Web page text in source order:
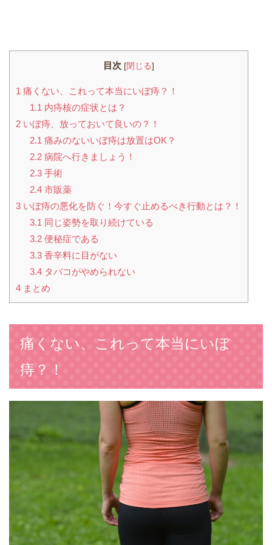
目次 [閉じる]
1 痛くない、これって本当にいぼ痔？！
1.1 内痔核の症状とは？
2 いぼ痔、放っておいて良いの？！
2.1 痛みのないいぼ痔は放置はOK？
2.2病院へ行きましょう！
2.3手術
2.4市販薬
3 いぼ痔の悪化を防ぐ！今すぐ止めるべき行動とは？！
3.1 同じ姿勢を取り続けている
3.2便秘症である
3.3香辛料に目がない
3.4タバコがやめられない
4 まとめ
痛くない、これって本当にいぼ
痔？！